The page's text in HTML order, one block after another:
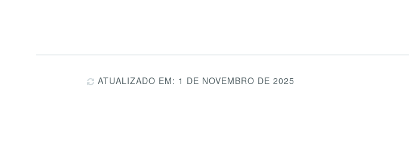
ATUALIZADO EM: 1 DE NOVEMBRO DE 2025